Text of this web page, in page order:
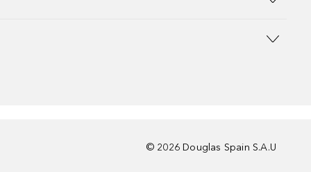
© 2026 Douglas Spain S.A.U